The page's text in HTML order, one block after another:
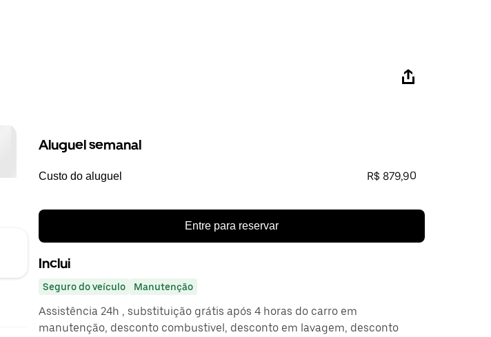
Aluguel semanal
Custo do aluguel R$ 879,90
Entre para reservar
Inclui
Seguro do veículo Manutenção
Assistência 24h , substituição grátis após 4 horas do carro em
manutenção, desconto combustivel, desconto em lavagem, desconto